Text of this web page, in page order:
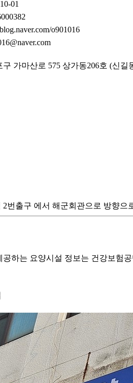
01
o901016
가마산로 575 상가동206호 (신길
번출구 에서 해군회관으로 방향으
공하는 요양시설 정보는 건강보험